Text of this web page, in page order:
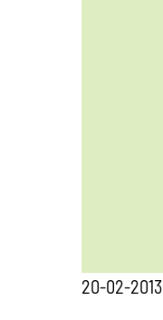
20-02-2013